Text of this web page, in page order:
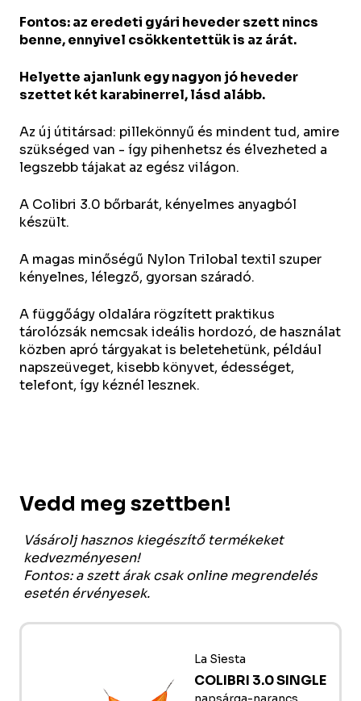
Fontos: az eredeti gyári heveder szett nincs
benne, ennyivel csökkentettük is az árát.
Helyette ajanlunk egy nagyon jó heveder
szettet két karabinerrel, lásd alább.
Az új útitársad: pillekönnyű és mindent tud, amire
szükséged van - így pihenhetsz és élvezheted a
legszebb tájakat az egész világon.
A Colibri 3.0 bőrbarát, kényelmes anyagból
készült.
A magas minőségű Nylon Trilobal textil szuper
kényelnes, lélegző, gyorsan száradó.
A függőágy oldalára rögzített praktikus
tárolózsák nemcsak ideális hordozó, de használat
közben apró tárgyakat is beletehetünk, például
napszeüveget, kisebb könyvet, édességet,
telefont, így kéznél lesznek.
Vedd meg szettben!
Vásárolj hasznos kiegészítő termékeket
kedvezményesen!
Fontos: a szett árak csak online megrendelés
esetén érvényesek.
La Siesta
COLIBRI 3.0 SINGLE